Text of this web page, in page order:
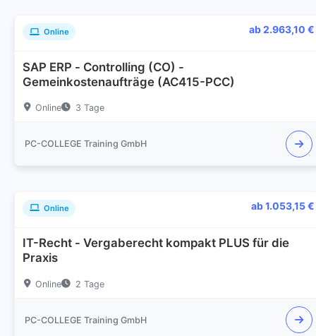
Online ab 2.963,10 €
SAP ERP - Controlling (CO) -
Gemeinkostenaufträge (AC415-PCC)
Online 3 Tage
PC-COLLEGE Training GmbH
Online ab 1.053,15 €
IT-Recht - Vergaberecht kompakt PLUS für die
Praxis
Online 2 Tage
PC-COLLEGE Training GmbH